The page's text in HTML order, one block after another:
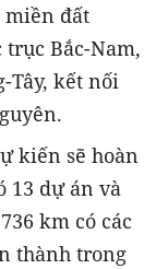
miền đất
Bắc-Nam,
Tây, kết nối
kiến sẽ hoàn
13 dự án và
km có các
thành trong